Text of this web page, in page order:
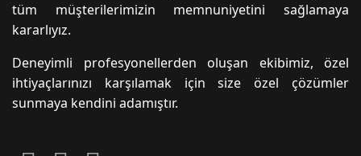
tüm müşterilerimizin memnuniyetini sağlamaya
kararlıyız.
Deneyimli profesyonellerden oluşan ekibimiz, özel
ihtiyaçlarınızı karşılamak için size özel çözümler
sunmaya kendini adamıştır.